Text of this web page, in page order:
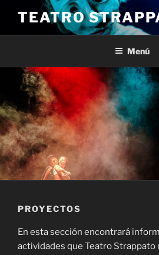
contenido
TEATRO
Menú
PROYECTOS
En esta sección encontrará
actividades que Teatro Strappato